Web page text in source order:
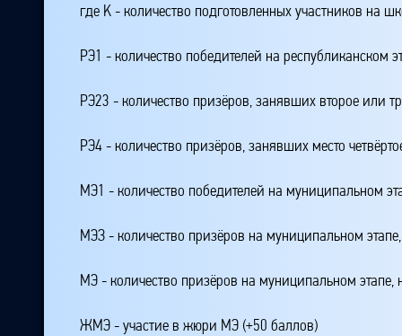
где K - количество подготовленных участников на
РЭ1 - количество победителей на республиканском
РЭ23 - количество призёров, занявших второе или
РЭ4 - количество призёров, занявших место
МЭ1 - количество победителей на муниципальном
МЭЗ - количество призёров на муниципальном
МЭ - количество призёров на муниципальном
ЖМЭ - участие в жюри МЭ (+50 баллов)